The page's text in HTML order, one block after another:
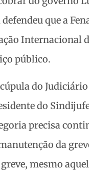
que a
público.
do
do
precisa
da
mesmo